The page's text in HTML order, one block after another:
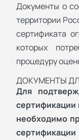
Документы о
территории
сертификата
которых
процедуру
ДОКУМЕНТЫ
Для
сертификации
необходимо